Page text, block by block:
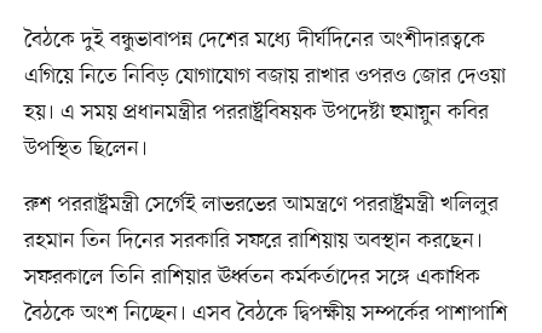
বৈঠকে দুই বন্ধুভাবাপন্ন দেশের মধ্যে দীর্ঘদিনের অংশীদারত্বকে
এগিয়ে নিতে নিবিড় যোগাযোগ বজায় রাখার ওপরও জোর দেওয়া
হয়। এ সময় প্রধানমন্ত্রীর পররাষ্ট্রবিষয়ক উপদেষ্টা হুমায়ুন কবির
উপস্থিত ছিলেন।
রুশ পররাষ্ট্রমন্ত্রী সের্গেই লাভরভের আমন্ত্রণে পররাষ্ট্রমন্ত্রী খলিলুর
রহমান তিন দিনের সরকারি সফরে রাশিয়ায় অবস্থান করছেন।
সফরকালে তিনি রাশিয়ার ঊর্ধ্বতন কর্মকর্তাদের সঙ্গে একাধিক
বৈঠকে অংশ নিচ্ছেন। এসব বৈঠকে দ্বিপক্ষীয় সম্পর্কের পাশাপাশি